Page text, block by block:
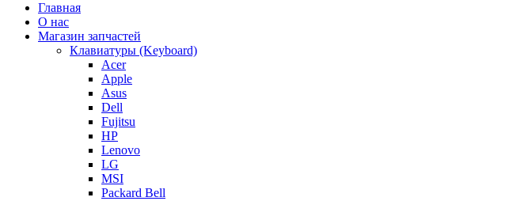
Главная
О нас
Магазин запчастей
Клавиатуры (Keyboard)
Acer
Apple
Asus
Dell
Fujitsu
HP
Lenovo
LG
MSI
Packard Bell